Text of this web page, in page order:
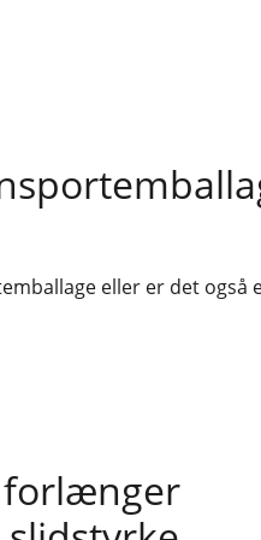
eller er det også
forlænger